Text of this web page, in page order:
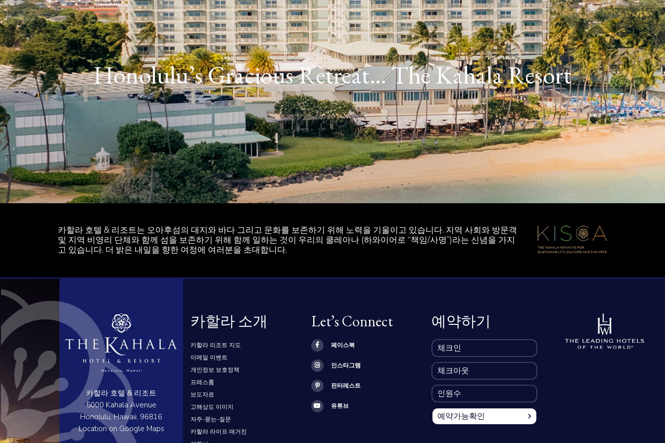
Honolulu’s Gracious Retreat… The Kahala Resort
카할라 호텔 & 리조트는 오아후섬의 대지와 바다 그리고 문화를 보존하기 위해 노력을 기울이고 있습니다. 지역 사회와 방문객
및 지역 비영리 단체와 함께 섬을 보존하기 위해 함께 일하는 것이 우리의 쿨레아나 (하와이어로 “책임/사명”)라는 신념을 가지
고 있습니다. 더 밝은 내일을 향한 여정에 여러분을 초대합니다.
카할라 호텔 & 리조트
5000 Kahala Avenue
Honolulu, Hawaii, 96816
Location on Google Maps
Let’s Connect
페이스북
인스타그램
핀터레스트
유튜브
예약하기
카할라 소개
카할라 리조트 지도
이메일 이벤트
개인정보 보호정책
프레스룸
보도자료
고해상도 이미지
자주-묻는-질문
카할라 라이프 매거진